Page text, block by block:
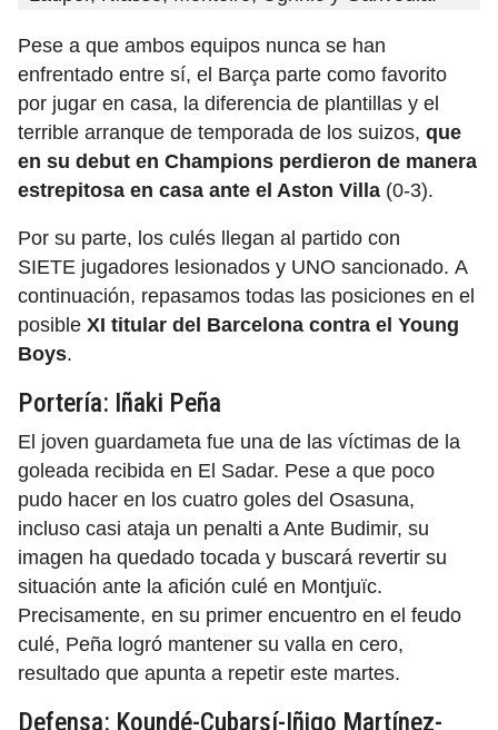
Pese a que ambos equipos nunca se han
enfrentado entre sí, el Barça parte como favorito
por jugar en casa, la diferencia de plantillas y el
terrible arranque de temporada de los suizos, que
en su debut en Champions perdieron de manera
estrepitosa en casa ante el Aston Villa (0-3).
Por su parte, los culés llegan al partido con
SIETE jugadores lesionados y UNO sancionado. A
continuación, repasamos todas las posiciones en el
posible XI titular del Barcelona contra el Young
Boys.
Portería: Iñaki Peña
El joven guardameta fue una de las víctimas de la
goleada recibida en El Sadar. Pese a que poco
pudo hacer en los cuatro goles del Osasuna,
incluso casi ataja un penalti a Ante Budimir, su
imagen ha quedado tocada y buscará revertir su
situación ante la afición culé en Montjuïc.
Precisamente, en su primer encuentro en el feudo
culé, Peña logró mantener su valla en cero,
resultado que apunta a repetir este martes.
Defensa: Koundé-Cubarsí-Iñigo Martínez-